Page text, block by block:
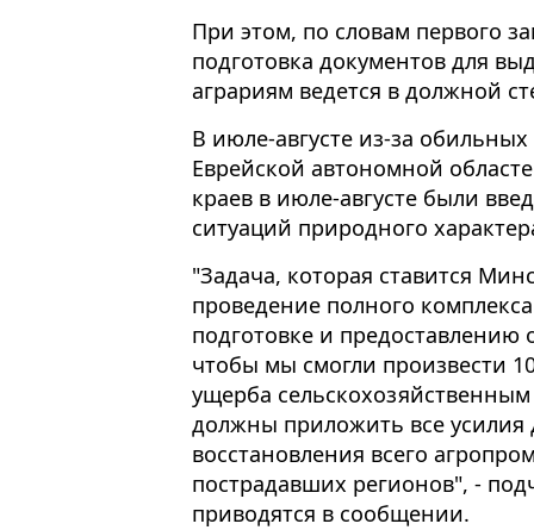
При этом, по словам первого
подготовка документов для
аграриям ведется в должной
В июле-августе из-за
Еврейской автономной
краев в июле-августе были
ситуаций природного
"Задача, которая ставится
проведение полного
подготовке и
чтобы мы смогли произвести
ущерба
должны приложить все усилия
восстановления всего
пострадавших регионов", -
приводятся в сообщении.